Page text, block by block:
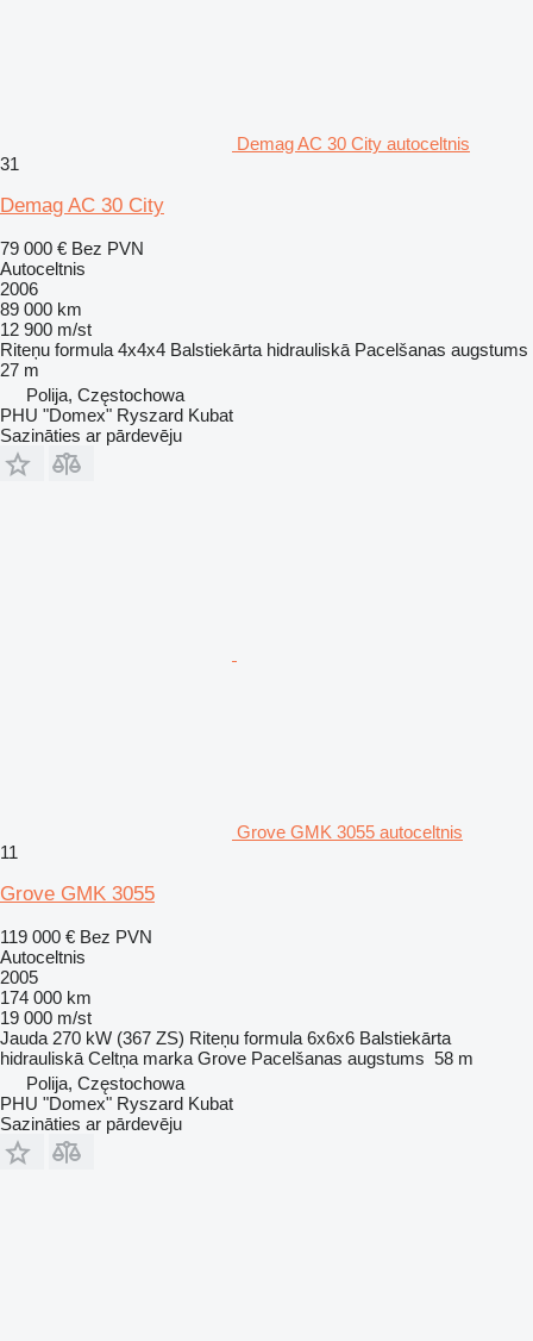
Demag AC 30 City autoceltnis
31
Demag AC 30 City
79 000 € Bez PVN
Autoceltnis
2006
89 000 km
12 900 m/st
Riteņu formula 4x4x4 Balstiekārta hidrauliskā Pacelšanas augstums
27 m
Polija, Częstochowa
PHU "Domex" Ryszard Kubat
Sazināties ar pārdevēju
Grove GMK 3055 autoceltnis
11
Grove GMK 3055
119 000 € Bez PVN
Autoceltnis
2005
174 000 km
19 000 m/st
Jauda 270 kW (367 ZS) Riteņu formula 6x6x6 Balstiekārta
hidrauliskā Celtņa marka Grove Pacelšanas augstums 58 m
Polija, Częstochowa
PHU "Domex" Ryszard Kubat
Sazināties ar pārdevēju